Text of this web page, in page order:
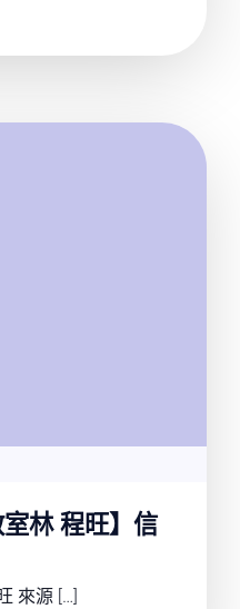
室林 程旺】信
來源 […]